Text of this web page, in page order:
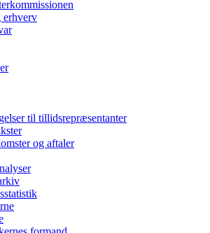
til tillidsrepræsentanter
og aftaler